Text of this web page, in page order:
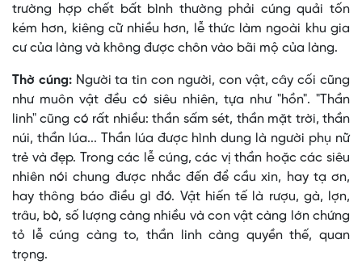
trường hợp chết bất bình thường phải cúng quải tốn
kém hơn, kiêng cữ nhiều hơn, lễ thức làm ngoài khu gia
cư của làng và không được chôn vào bãi mộ của làng.
Thờ cúng:Người ta tin con người, con vật, cây cối cũng
như muôn vật đều có siêu nhiên, tựa như "hồn". "Thần
linh" cũng có rất nhiều: thần sấm sét, thần mặt trời, thần
núi, thần lúa... Thần lúa được hình dung là người phụ nữ
trẻ và đẹp. Trong các lễ cúng, các vị thần hoặc các siêu
nhiên nói chung được nhắc đến để cầu xin, hay tạ ơn,
hay thông báo điều gì đó. Vật hiến tế là rượu, gà, lợn,
trâu, bò, số lượng càng nhiều và con vật càng lớn chứng
tỏ lễ cúng càng to, thần linh càng quyền thế, quan
trọng.